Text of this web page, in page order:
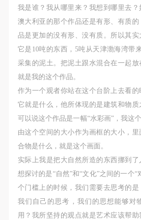
我是谁？我从哪里来？我想到哪里去
澳大利亚的那个作品还是有形、有质
品是更加的没有形、没有质。所以其实
它是10吨的东西，5吨从天津渤海湾带
采集的泥土。把泥土跟水混合在一起
就是我的这个作品。
作为一个观者你站在这个台阶上去看的
它就是什么，他所体现的是建筑和物
可以说这个作品是一幅“水彩画”，我这
由这个空间的大小作为画框的大小，
合物是什么，就是这个画面。
实际上我是把大自然所造的东西挪到
想探讨的是“自然”和“文化”之间的一个“
个门槛上的时候，我们需要去思考的是
我们自己的思考，我们的思想能够对
用？我所坚持的观点就是艺术应该帮